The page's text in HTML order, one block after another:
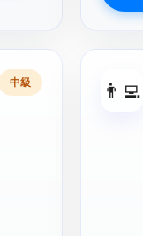
中級 👨‍💻